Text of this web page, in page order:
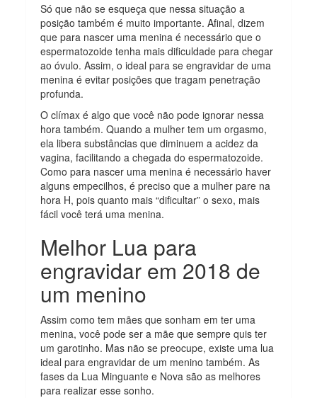
Só que não se esqueça que nessa situação a
posição também é muito importante. Afinal, dizem
que para nascer uma menina é necessário que o
espermatozoide tenha mais dificuldade para chegar
ao óvulo. Assim, o ideal para se engravidar de uma
menina é evitar posições que tragam penetração
profunda.
O clímax é algo que você não pode ignorar nessa
hora também. Quando a mulher tem um orgasmo,
ela libera substâncias que diminuem a acidez da
vagina, facilitando a chegada do espermatozoide.
Como para nascer uma menina é necessário haver
alguns empecilhos, é preciso que a mulher pare na
hora H, pois quanto mais “dificultar” o sexo, mais
fácil você terá uma menina.
Melhor Lua para
engravidar em 2018 de
um menino
Assim como tem mães que sonham em ter uma
menina, você pode ser a mãe que sempre quis ter
um garotinho. Mas não se preocupe, existe uma lua
ideal para engravidar de um menino também. As
fases da Lua Minguante e Nova são as melhores
para realizar esse sonho.